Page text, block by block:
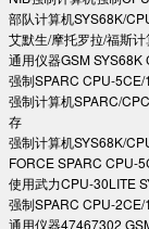
部队计算机SYS68K/
艾默生/摩托罗拉/福斯
通用仪器GSM
强制SPARC CPU-5CE/
强制计算机SPARC/
存
强制计算机SYS68K/
FORCE SPARC CPU-
使用武力CPU-30LITE
强制SPARC CPU-
通用仪器47467302